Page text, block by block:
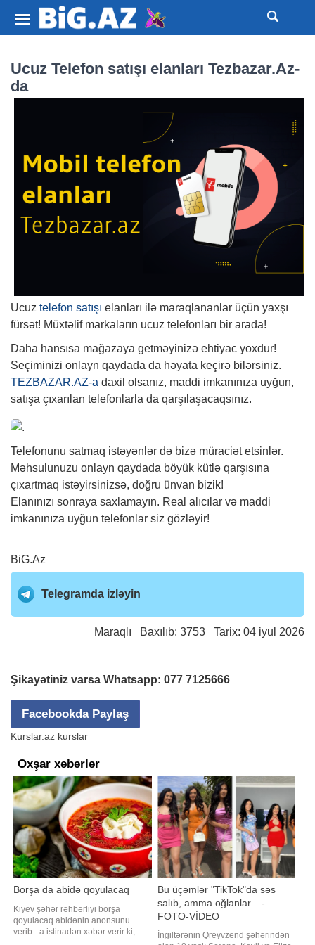
Ucuz Telefon satışı elanları Tezbazar.Az-
da
Ucuz telefon satışı elanları ilə maraqlananlar üçün yaxşı
fürsət! Müxtəlif markaların ucuz telefonları bir arada!
Daha hansısa mağazaya getməyinizə ehtiyac yoxdur!
Seçiminizi onlayn qaydada da həyata keçirə bilərsiniz.
TEZBAZAR.AZ-a daxil olsanız, maddi imkanınıza uyğun,
satışa çıxarılan telefonlarla da qarşılaşacaqsınız.
Telefonunu satmaq istəyənlər də bizə müraciət etsinlər.
Məhsulunuzu onlayn qaydada böyük kütlə qarşısına
çıxartmaq istəyirsinizsə, doğru ünvan bizik!
Elanınızı sonraya saxlamayın. Real alıcılar və maddi
imkanınıza uyğun telefonlar siz gözləyir!
BiG.Az
Telegramda izləyin
Maraqlı Baxılıb: 3753 Tarix: 04 iyul 2026
Şikayətiniz varsa Whatsapp: 077 7125666
Facebookda Paylaş
Kurslar.az kurslar
Oxşar xəbərlər
Borşa da abidə qoyulacaq
Kiyev şəhər rəhbərliyi borşa
qoyulacaq abidənin anonsunu
verib. -a istinadən xəbər verir ki,
Bu üçəmlər "TikTok"da səs
salıb, amma oğlanlar... -
FOTO-VİDEO
İngiltərənin Qreyvzend şəhərindən